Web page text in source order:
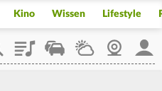
Kino Wissen Lifestyle
PlaylistStaupilotWetterWebcam